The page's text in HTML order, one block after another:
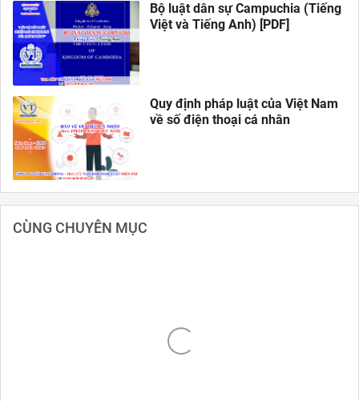
Bộ luật dân sự Campuchia (Tiếng
Việt và Tiếng Anh) [PDF]
Quy định pháp luật của Việt Nam
về số điện thoại cá nhân
CÙNG CHUYÊN MỤC